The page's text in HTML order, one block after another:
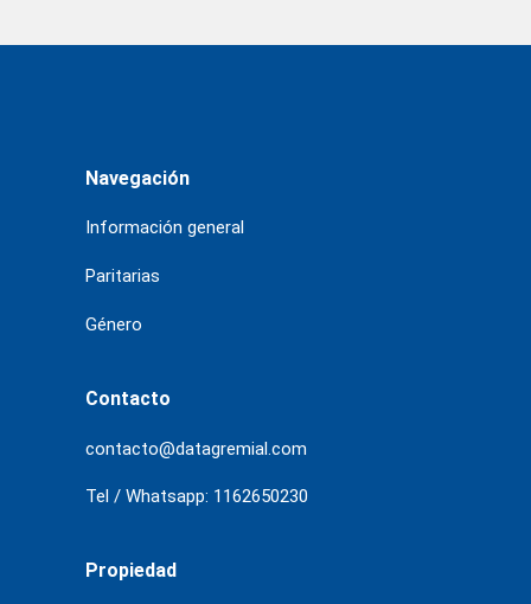
Navegación
Información general
Paritarias
Género
Contacto
contacto@datagremial.com
Tel / Whatsapp: 1162650230
Propiedad